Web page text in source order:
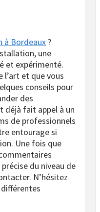
à Bordeaux?
une
et expérimenté.
l’art et que vous
conseils pour
des
déjà fait appel à un
de professionnels
entourage si
Une fois que
du niveau de
N’hésitez